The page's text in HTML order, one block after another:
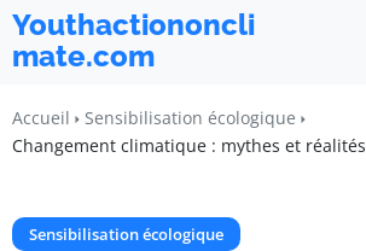
Youthactiononcli
mate.com
Accueil
Sensibilisation écologique
Changement climatique : mythes et réalités
Sensibilisation écologique